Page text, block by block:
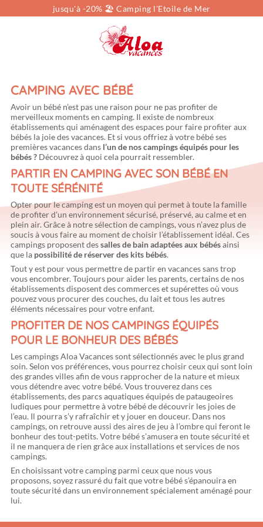
jusqu'à -20% 🏖️ Camping l'Etoile de Mer
CAMPING AVEC BÉBÉ
Avoir un bébé n’est pas une raison pour ne pas profiter de
merveilleux moments en camping. Il existe de nombreux
établissements qui aménagent des espaces pour faire profiter aux
bébés la joie des vacances. Et si vous offriez à votre bébé ses
premières vacances dans l’un de nos campings équipés pour les
bébés ?Découvrez à quoi cela pourrait ressembler.
PARTIR EN CAMPING AVEC SON BÉBÉ EN
TOUTE SÉRÉNITÉ
Opter pour le camping est un moyen qui permet à toute la famille
de profiter d’un environnement sécurisé, préservé, au calme et en
plein air. Grâce à notre sélection de campings, vous n’avez plus de
soucis à vous faire au moment de choisir l’établissement idéal. Ces
campings proposent dessalles de bain adaptées aux bébésainsi
que la possibilité de réserver des kits bébés.
Tout y est pour vous permettre de partir en vacances sans trop
vous encombrer. Toujours pour aider les parents, certains de nos
établissements disposent des commerces et supérettes où vous
pouvez vous procurer des couches, du lait et tous les autres
éléments nécessaires pour votre enfant.
PROFITER DE NOS CAMPINGS ÉQUIPÉS
POUR LE BONHEUR DES BÉBÉS
Les campings Aloa Vacances sont sélectionnés avec le plus grand
soin. Selon vos préférences, vous pourrez choisir ceux qui sont loin
des grandes villes afin de vous rapprocher de la nature et mieux
vous détendre avec votre bébé. Vous trouverez dans ces
établissements, des parcs aquatiques équipés de pataugeoires
ludiques pour permettre à votre bébé de découvrir les joies de
l’eau. Il pourra s’y rafraîchir et y jouer en douceur. Dans nos
campings, on retrouve aussi des aires de jeu à l’ombre qui feront le
bonheur des tout-petits. Votre bébé s’amusera en toute sécurité et
il ne manquera de rien grâce aux installations et services de nos
campings.
En choisissant votre camping parmi ceux que nous vous
proposons, soyez rassuré du fait que votre bébé s’épanouira en
toute sécurité dans un environnement spécialement aménagé pour
lui.
Vous cherchez...
Dates Sélectionnez vos dates
Voyageurs